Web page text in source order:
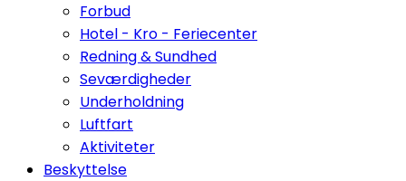
Forbud
Hotel - Kro - Feriecenter
Redning & Sundhed
Seværdigheder
Underholdning
Luftfart
Aktiviteter
Beskyttelse